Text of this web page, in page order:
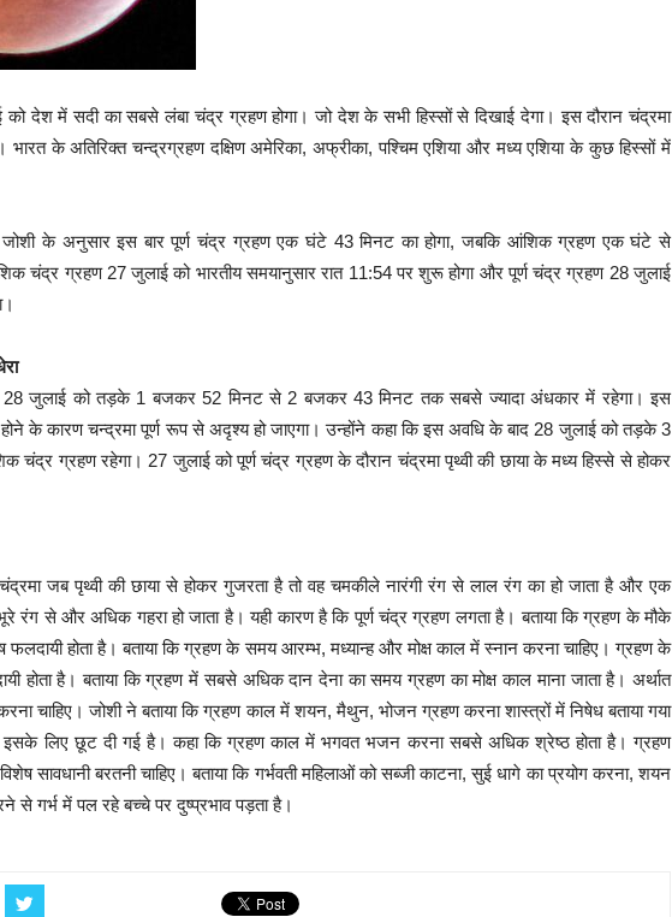
को देश में सदी का सबसे लंबा चंद्र ग्रहण होगा। जो देश के सभी हिस्सों से दिखाई देगा। इस दौरान चंद्रमा
भारत के अतिरिक्त चन्द्रग्रहण दक्षिण अमेरिका, अफ्रीका, पश्चिम एशिया और मध्य एशिया के कुछ हिस्सों में
जोशी के अनुसार इस बार पूर्ण चंद्र ग्रहण एक घंटे 43 मिनट का होगा, जबकि आंशिक ग्रहण एक घंटे से
चंद्र ग्रहण 27 जुलाई को भारतीय समयानुसार रात 11:54 पर शुरू होगा और पूर्ण चंद्र ग्रहण 28 जुलाई
28 जुलाई को तड़के 1 बजकर 52 मिनट से 2 बजकर 43 मिनट तक सबसे ज्यादा अंधकार में रहेगा। इस
के कारण चन्द्रमा पूर्ण रूप से अदृश्य हो जाएगा। उन्होंने कहा कि इस अवधि के बाद 28 जुलाई को तड़के 3
ग्रहण रहेगा। 27 जुलाई को पूर्ण चंद्र ग्रहण के दौरान चंद्रमा पृथ्वी की छाया के मध्य हिस्से से होकर
जब पृथ्वी की छाया से होकर गुजरता है तो वह चमकीले नारंगी रंग से लाल रंग का हो जाता है और एक
रंग से और अधिक गहरा हो जाता है। यही कारण है कि पूर्ण चंद्र ग्रहण लगता है। बताया कि ग्रहण के मौके
फलदायी होता है। बताया कि ग्रहण के समय आरम्भ, मध्यान्ह और मोक्ष काल में स्नान करना चाहिए। ग्रहण के
होता है। बताया कि ग्रहण में सबसे अधिक दान देना का समय ग्रहण का मोक्ष काल माना जाता है। अर्थात
चाहिए। जोशी ने बताया कि ग्रहण काल में शयन, मैथुन, भोजन ग्रहण करना शास्त्रों में निषेध बताया गया
इसके लिए छूट दी गई है। कहा कि ग्रहण काल में भगवत भजन करना सबसे अधिक श्रेष्ठ होता है। ग्रहण
सावधानी बरतनी चाहिए। बताया कि गर्भवती महिलाओं को सब्जी काटना, सुई धागे का प्रयोग करना, शयन
से गर्भ में पल रहे बच्चे पर दुष्प्रभाव पड़ता है।